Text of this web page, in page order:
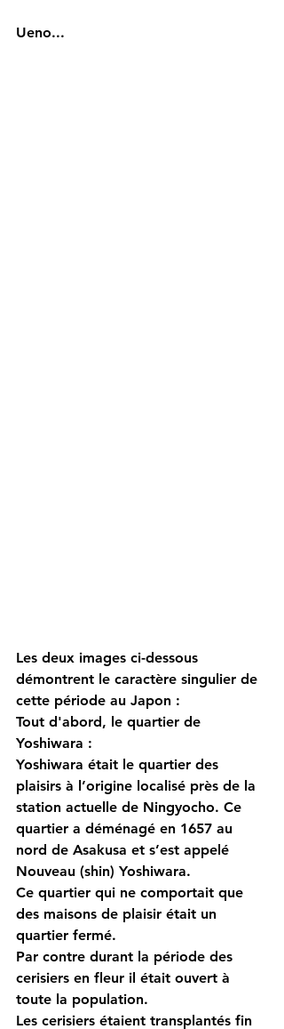
Ueno...
Les deux images ci-dessous
démontrent le caractère singulier de
cette période au Japon :
Tout d'abord, le quartier de
Yoshiwara :
Yoshiwara était le quartier des
plaisirs à l’origine localisé près de la
station actuelle de Ningyocho. Ce
quartier a déménagé en 1657 au
nord de Asakusa et s’est appelé
Nouveau (shin) Yoshiwara.
Ce quartier qui ne comportait que
des maisons de plaisir était un
quartier fermé.
Par contre durant la période des
cerisiers en fleur il était ouvert à
toute la population.
Les cerisiers étaient transplantés fin